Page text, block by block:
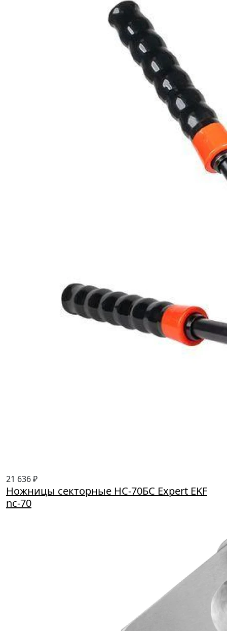
21 636 ₽
Ножницы секторные НС-70БС Expert EKF
nc-70